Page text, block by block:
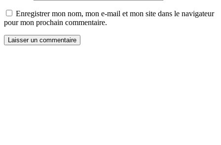
Enregistrer mon nom, mon e-mail et mon site dans le navigateur
pour mon prochain commentaire.